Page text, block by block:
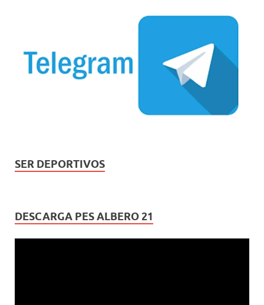
SER DEPORTIVOS
DESCARGA PES ALBERO 21